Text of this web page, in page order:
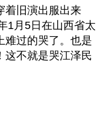
着旧演出服出来
1月5日在山西省太
难过的哭了。也是
这不就是哭江泽民